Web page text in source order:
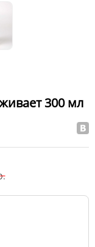
300 мл